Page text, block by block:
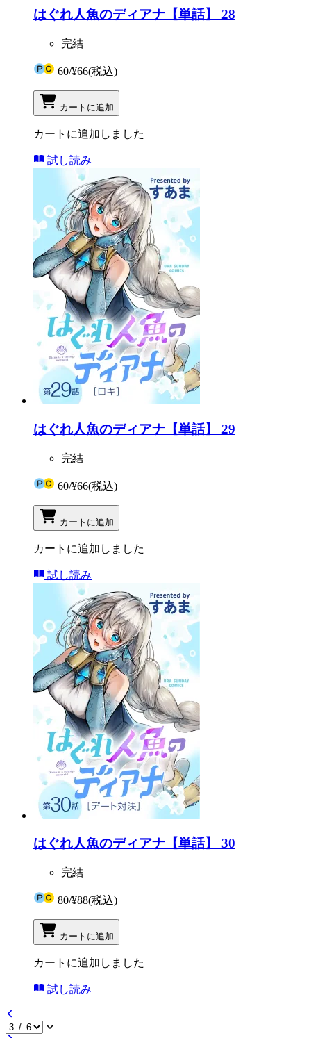
はぐれ人魚のディアナ【単話】 28
完結
60/¥66(税込)
カートに追加
カートに追加しました
試し読み
はぐれ人魚のディアナ【単話】 29
完結
60/¥66(税込)
カートに追加
カートに追加しました
試し読み
はぐれ人魚のディアナ【単話】 30
完結
80/¥88(税込)
カートに追加
カートに追加しました
試し読み